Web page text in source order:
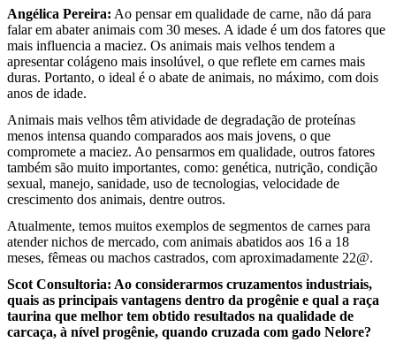
Angélica Pereira: Ao pensar em qualidade de carne, não dá para
falar em abater animais com 30 meses. A idade é um dos fatores que
mais influencia a maciez. Os animais mais velhos tendem a
apresentar colágeno mais insolúvel, o que reflete em carnes mais
duras. Portanto, o ideal é o abate de animais, no máximo, com dois
anos de idade.
Animais mais velhos têm atividade de degradação de proteínas
menos intensa quando comparados aos mais jovens, o que
compromete a maciez. Ao pensarmos em qualidade, outros fatores
também são muito importantes, como: genética, nutrição, condição
sexual, manejo, sanidade, uso de tecnologias, velocidade de
crescimento dos animais, dentre outros.
Atualmente, temos muitos exemplos de segmentos de carnes para
atender nichos de mercado, com animais abatidos aos 16 a 18
meses, fêmeas ou machos castrados, com aproximadamente 22@.
Scot Consultoria: Ao considerarmos cruzamentos industriais,
quais as principais vantagens dentro da progênie e qual a raça
taurina que melhor tem obtido resultados na qualidade de
carcaça, à nível progênie, quando cruzada com gado Nelore?